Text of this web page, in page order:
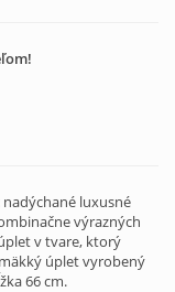
luxusné
výrazných
v tvare, ktorý
úplet vyrobený
66 cm.